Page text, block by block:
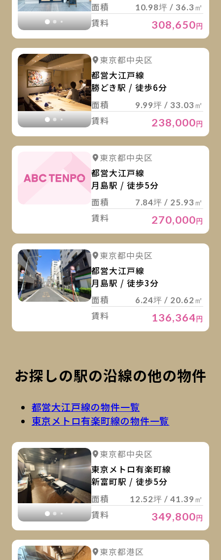
面積
10.98坪 / 36.3㎡
賃料 308,650円
詳細を見る
東京都中央区
都営大江戸線
勝どき駅 / 徒歩6分
面積
9.99坪 / 33.03㎡
賃料 238,000円
東京都中央区
都営大江戸線
月島駅 / 徒歩5分
面積
7.84坪 / 25.93㎡
賃料 270,000円
詳細を見る
東京都中央区
都営大江戸線
月島駅 / 徒歩3分
面積
6.24坪 / 20.62㎡
賃料 136,364円
お探しの駅の沿線の他の物件
都営大江戸線の物件一覧
東京メトロ有楽町線の物件一覧
詳細を見る
東京都中央区
東京メトロ有楽町線
新富町駅 / 徒歩5分
面積
12.52坪 / 41.39㎡
賃料 349,800円
詳細を見る
東京都港区